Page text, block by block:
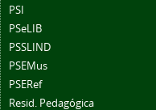
PSI
PSeLIB
PSSLIND
PSEMus
PSERef
Resid. Pedagógica